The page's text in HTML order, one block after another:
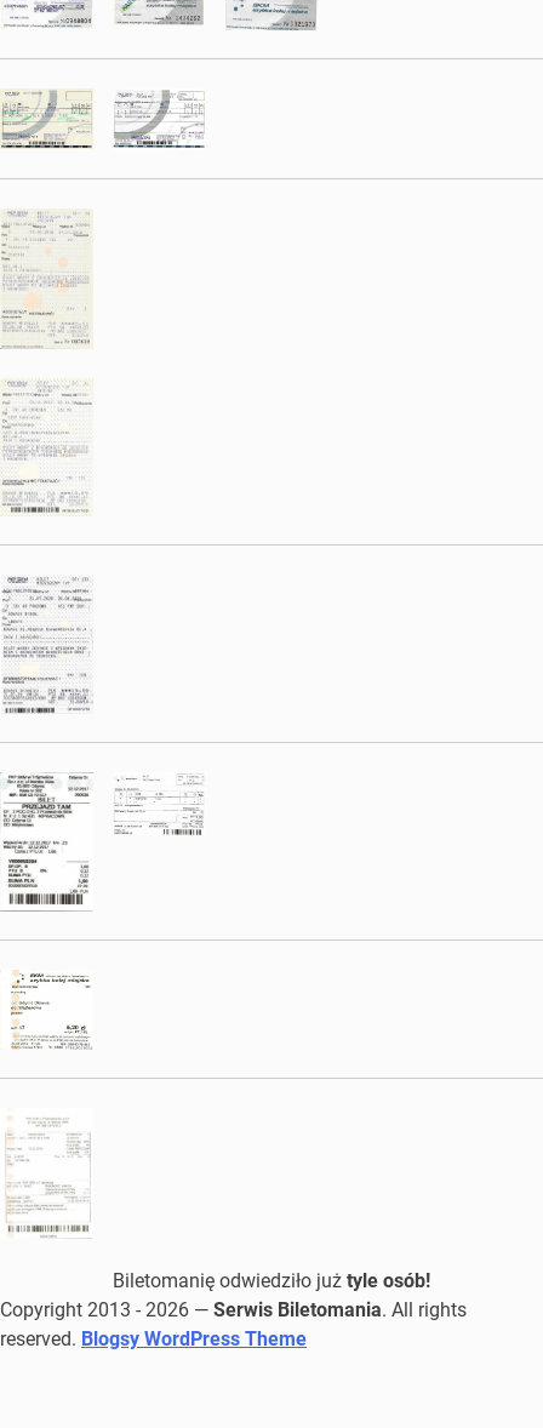
Biletomanię odwiedziło już tyle osób!
Copyright 2013 - 2026 — Serwis Biletomania. All rights
reserved. Blogsy WordPress Theme